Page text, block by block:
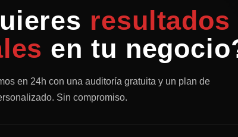
resultados
en tu
en 24h con una auditoría gratuita y un plan de
Sin compromiso.